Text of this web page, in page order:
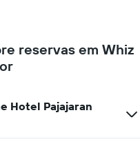
reservas em Whiz
Hotel Pajajaran